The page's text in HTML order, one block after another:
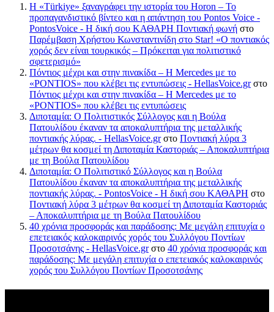
Η «Türkiye» ξαναγράφει την ιστορία του Horon – Το
προπαγανδιστικό βίντεο και η απάντηση του Pontos Voice -
PontosVoice - H δική σου ΚΑΘΑΡΗ Ποντιακή φωνή στο
Παρέμβαση Χρήστου Κωνσταντινίδη στο Star! «Ο ποντιακός
χορός δεν είναι τουρκικός – Πρόκειται για πολιτιστικό
σφετερισμό»
Πόντιος μέχρι και στην πινακίδα – Η Mercedes με το
«PONTIOS» που κλέβει τις εντυπώσεις - HellasVoice.grστο
Πόντιος μέχρι και στην πινακίδα – Η Mercedes με το
«PONTIOS» που κλέβει τις εντυπώσεις
Διποταμία: Ο Πολιτιστικός Σύλλογος και η Βούλα
Πατουλίδου έκαναν τα αποκαλυπτήρια της μεταλλικής
ποντιακής λύρας. - HellasVoice.grστο Ποντιακή λύρα 3
μέτρων θα κοσμεί τη Διποταμία Καστοριάς – Αποκαλυπτήρια
με τη Βούλα Πατουλίδου
Διποταμία: Ο Πολιτιστικό Σύλλογος και η Βούλα
Πατουλίδου έκαναν τα αποκαλυπτήρια της μεταλλικής
ποντιακής λύρας. - PontosVoice - H δική σου ΚΑΘΑΡΗ στο
Ποντιακή λύρα 3 μέτρων θα κοσμεί τη Διποταμία Καστοριάς
– Αποκαλυπτήρια με τη Βούλα Πατουλίδου
40 χρόνια προσφοράς και παράδοσης: Με μεγάλη επιτυχία ο
επετειακός καλοκαιρινός χορός του Συλλόγου Ποντίων
Προσοτσάνης - HellasVoice.grστο 40 χρόνια προσφοράς και
παράδοσης: Με μεγάλη επιτυχία ο επετειακός καλοκαιρινός
χορός του Συλλόγου Ποντίων Προσοτσάνης